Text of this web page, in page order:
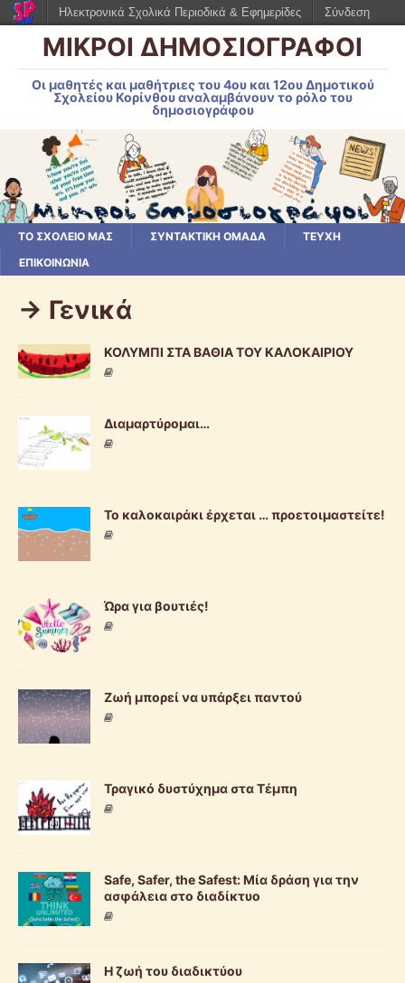
ΜΙΚΡΟΙ ΔΗΜΟΣΙΟΓΡΑΦΟΙ
Οι μαθητές και μαθήτριες του 4ου και 12ου Δημοτικού
Σχολείου Κορίνθου αναλαμβάνουν το ρόλο του
δημοσιογράφου
ΤΟ ΣΧΟΛΕΙΟ ΜΑΣ ΣΥΝΤΑΚΤΙΚΗ ΟΜΑΔΑ
ΤΕΥΧΗ
ΕΠΙΚΟΙΝΩΝΙΑ
-> Γενικά
ΚΟΛΥΜΠΙ ΣΤΑ ΒΑΘΙΑ ΤΟΥ ΚΑΛΟΚΑΙΡΙΟΥ
Διαμαρτύρομαι…
Το καλοκαιράκι έρχεται … προετοιμαστείτε!
Ώρα για βουτιές!
Ζωή μπορεί να υπάρξει παντού
Τραγικό δυστύχημα στα Τέμπη
Safe, Safer, the Safest: Μία δράση για την
ασφάλεια στο διαδίκτυο
Η ζωή του διαδικτύου
Ηλεκτρονικά Σχολικά Περιοδικά & Εφημερίδες Σύνδεση